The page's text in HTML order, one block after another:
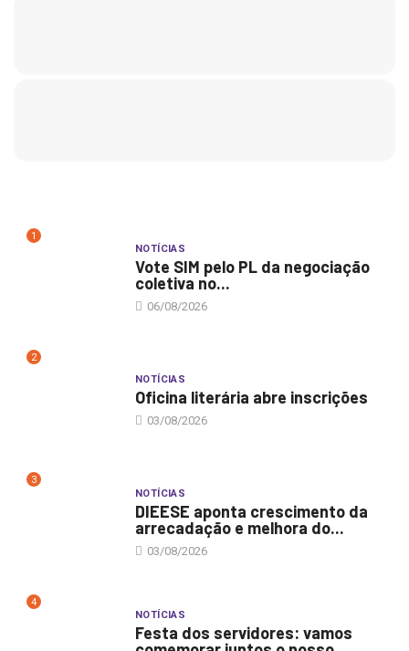
1
NOTÍCIAS
Vote SIM pelo PL da negociação
coletiva no...
06/08/2026
2
NOTÍCIAS
Oficina literária abre inscrições
03/08/2026
3
NOTÍCIAS
DIEESE aponta crescimento da
arrecadação e melhora do...
03/08/2026
4
NOTÍCIAS
Festa dos servidores: vamos